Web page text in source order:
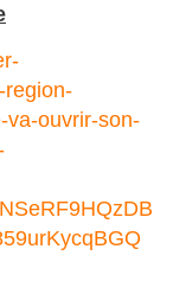
region-
va-ouvrir-son-